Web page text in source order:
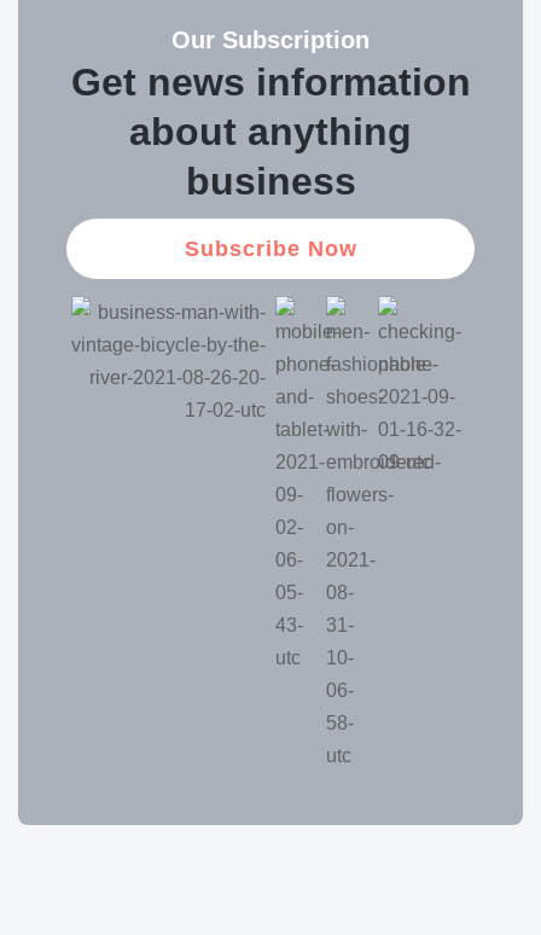
Our Subscription
Get news information
about anything
business
Subscribe Now